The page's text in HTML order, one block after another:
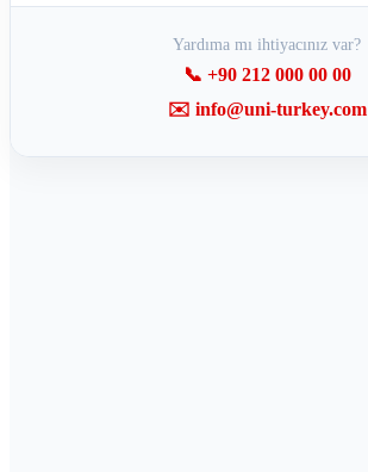
Yardıma mı ihtiyacınız var?
📞 +90 212 000 00 00
✉️ info@uni-turkey.com